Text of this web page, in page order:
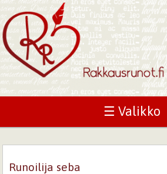
☰ Valikko
Runoilija seba